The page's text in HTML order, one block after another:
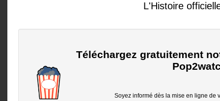
L'Histoire
Téléchargez gratuitement
Soyez informé dès la mise en ligne de